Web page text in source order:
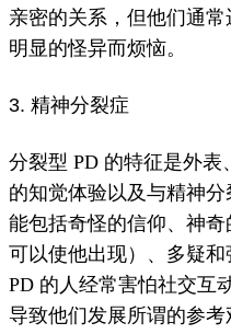
亲密的关系，但他们通
明显的怪异而烦恼。
3. 精神分裂症
分裂型 PD 的特征是外
的知觉体验以及与精神分
能包括奇怪的信仰、 神奇
可以使他出现）、多疑和
PD 的人经常害怕社交互
导致他们发展所谓的参